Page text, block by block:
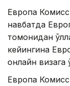
Европа
навбатда
томонидан
кейингина
онлайн визага
Европа